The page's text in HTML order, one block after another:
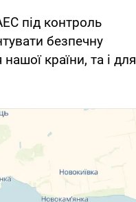
під контроль
безпечну
країни, та і для